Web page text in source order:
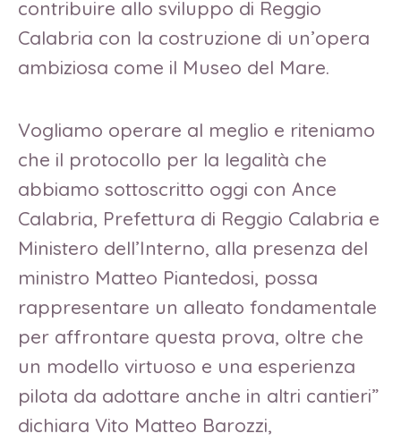
contribuire allo sviluppo di Reggio
Calabria con la costruzione di un’opera
ambiziosa come il Museo del Mare.
Vogliamo operare al meglio e riteniamo
che il protocollo per la legalità che
abbiamo sottoscritto oggi con Ance
Calabria, Prefettura di Reggio Calabria e
Ministero dell’Interno, alla presenza del
ministro Matteo Piantedosi, possa
rappresentare un alleato fondamentale
per affrontare questa prova, oltre che
un modello virtuoso e una esperienza
pilota da adottare anche in altri cantieri”
dichiara Vito Matteo Barozzi,